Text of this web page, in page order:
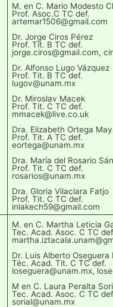
M. en C. Mario Modesto
Prof. Asoc.C TC def.
artemar1506@gmail.com
Dr. Jorge Ciros Pérez
Prof. Tit. B TC def.
jorge.ciros@gmail.com,
Dr. Alfonso Lugo Vázquez
Prof. Tit. B TC def.
lugov@unam.mx
Dr. Miroslav Macek
Prof. Tit. C TC def.
mmacek@live.co.uk
Dra. Elizabeth Ortega
Prof. Tit. A TC def.
eortega@unam.mx
Dra. María del Rosario
Prof. Tit. C TC def.
rosarios@unam.mx
Dra. Gloria Vilaclara Fatjo
Prof. Tit. C TC def.
inlakech59@gmail.com
M. en C. Martha Leticia
Tec. Acad. Asoc. C TC
Dr. Luis Alberto Oseguera
Téc. Acad. Tit. C TC def.
loseguera@unam.mx,
M en C. Laura Peralta
Tec. Acad. Asoc. C TC
sorial@unam.mx